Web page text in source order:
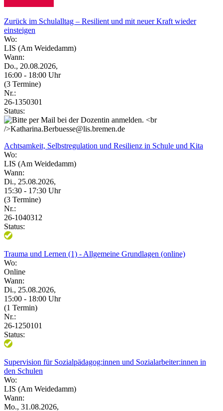
Zurück im Schulalltag – Resilient und mit neuer Kraft wieder
einsteigen
Wo:
LIS (Am Weidedamm)
Wann:
Do., 20.08.2026,
16:00 - 18:00 Uhr
(3 Termine)
Nr.:
26-1350301
Status:
Achtsamkeit, Selbstregulation und Resilienz in Schule und Kita
Wo:
LIS (Am Weidedamm)
Wann:
Di., 25.08.2026,
15:30 - 17:30 Uhr
(3 Termine)
Nr.:
26-1040312
Status:
Trauma und Lernen (1) - Allgemeine Grundlagen (online)
Wo:
Online
Wann:
Di., 25.08.2026,
15:00 - 18:00 Uhr
(1 Termin)
Nr.:
26-1250101
Status:
Supervision für Sozialpädagog:innen und Sozialarbeiter:innen in
den Schulen
Wo:
LIS (Am Weidedamm)
Wann:
Mo., 31.08.2026,